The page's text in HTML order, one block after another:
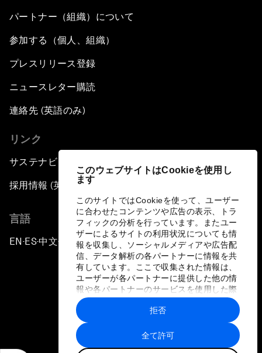
このウェブサイトはCookieを使用し
ます
このサイトではCookieを使って、ユーザー
に合わせたコンテンツや広告の表示、トラ
フィックの分析を行っています。またユー
ザーによるサイトの利用状況についても情
報を収集し、ソーシャルメディアや広告配
信、データ解析の各パートナーに情報を共
有しています。ここで収集された情報は、
ユーザーが各パートナーに提供した他の情
報や各パートナーのサービスを使用した際
に収集された情報と組み合わされ、各パー
トナーによって使用されることがありま
す。
全て許可
拒否
パートナー（組織）について
参加する（個人、組織）
プレスリリース登録
ニュースレター購読
連絡先 (英語のみ)
リンク
サステナビリティへの取り組み
採用情報 (英語のみ)
言語
EN ▪ ES▪中文▪ 日本語
プライバシーポリシーと利用規約
サイトマップ